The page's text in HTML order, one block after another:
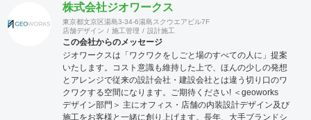
株式会社ジオワークス
東京都文京区湯島3-34-6湯島スクウエアビル7F
店舗デザイン
施工管理 設計施工
この会社からのメッセージ
ジオワークスは「ワクワクをしごと場のすべての人に」提案
いたします。コスト意識も維持した上で、ほんの少しの発想
とアレンジで従来の設計会社・建設会社とは違う切り口のワ
クワクする空間になります。ご期待ください! ＜geoworks
デザイン部門＞ 主にオフィス・店舗の内装設計デザイン及び
施工をお客様と一緒に創り上げます。長年、大手ブランドシ